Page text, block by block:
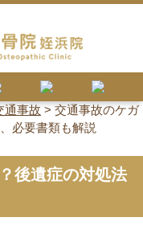
通事故 > 交通事故のケガ
必要書類も解説
後遺症の対処法